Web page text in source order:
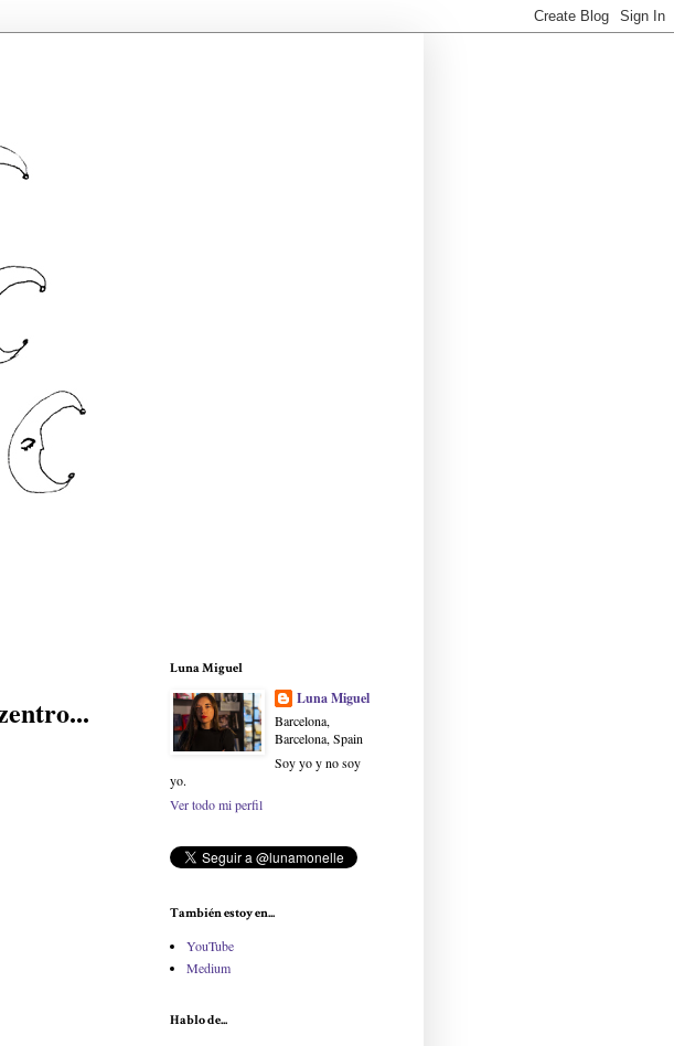
Luna Miguel
Luna Miguel
Barcelona,
Barcelona, Spain
Soy yo y no soy
yo.
Ver todo mi perfil
También estoy en...
YouTube
Medium
Hablo de...